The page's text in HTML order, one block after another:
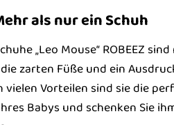
als nur ein Schuh
„Leo Mouse“ ROBEEZ
zarten Füße und ein
Vorteilen sind sie die
Babys und schenken Sie